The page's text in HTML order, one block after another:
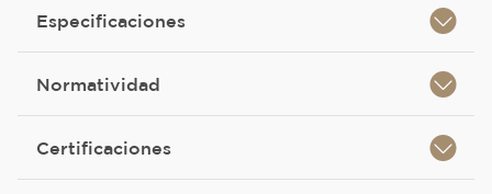
Especificaciones
Normatividad
Certificaciones